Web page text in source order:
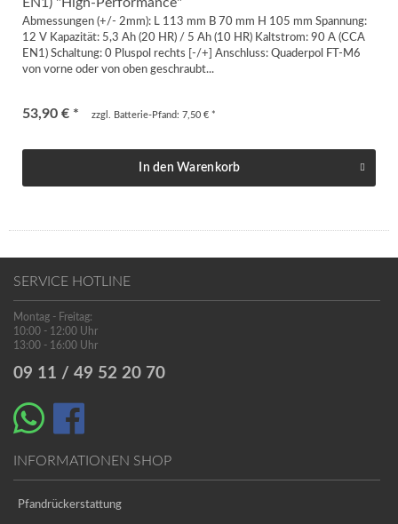
Abmessungen (+/- 2mm): L 113 mm B 70 mm H 105 mm Spannung:
12 V Kapazität: 5,3 Ah (20 HR) / 5 Ah (10 HR) Kaltstrom: 90 A (CCA
EN1) Schaltung: 0 Pluspol rechts [-/+] Anschluss: Quaderpol FT-M6
von vorne oder von oben geschraubt...
53,90 € * zzgl. Batterie-Pfand: 7,50 € *
In den Warenkorb
SERVICE HOTLINE
Montag - Freitag:
10:00 - 12:00 Uhr
13:00 - 16:00 Uhr
09 11 / 49 52 20 70
INFORMATIONEN SHOP
Pfandrückerstattung